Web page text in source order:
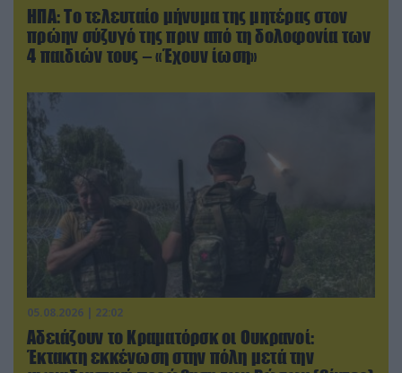
ΗΠΑ: Το τελευταίο μήνυμα της μητέρας στον
πρώην σύζυγό της πριν από τη δολοφονία των
4 παιδιών τους – «Έχουν ίωση»
05.08.2026 | 22:02
Αδειάζουν το Κραματόρσκ οι Ουκρανοί:
Έκτακτη εκκένωση στην πόλη μετά την